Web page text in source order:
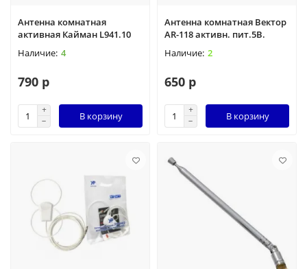
Антенна комнатная
активная Кайман L941.10
4
790 р
В корзину
Антенна комнатная Вектор
АR-118 активн. пит.5В.
2
650 р
В корзину